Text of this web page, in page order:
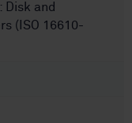
and
(ISO 16610-